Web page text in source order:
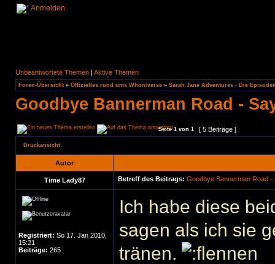
Anmelden
Unbeantwortete Themen | Aktive Themen
Foren-Übersicht » Offizielles rund ums Whoniverse » Sarah Jane Adventures - Die
Goodbye Bannerman Road -
Seite1 von 1 [ 5 Beiträge ]
Druckansicht
Autor
Time Lady87 Betreff des Beitrags: Goodbye Bannerman Road -
Registriert: So 17. Jan 2010,
15:21
Beiträge: 265
Ich habe diese
sagen als ich sie
tränen.